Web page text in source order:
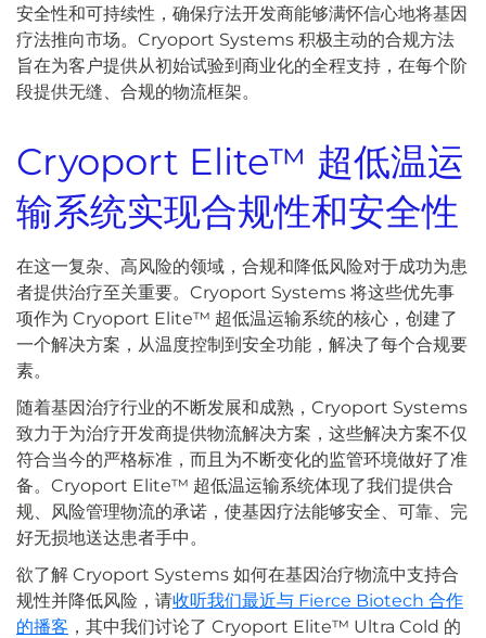
安全性和可持续性，确保疗法开发商能够满怀信心地将基因
疗法推向市场。Cryoport Systems 积极主动的合规方法
旨在为客户提供从初始试验到商业化的全程支持，在每个阶
段提供无缝、合规的物流框架。
Cryoport Elite™ 超低温运
输系统实现合规性和安全性
在这一复杂、高风险的领域，合规和降低风险对于成功为患
者提供治疗至关重要。Cryoport Systems 将这些优先事
项作为 Cryoport Elite™ 超低温运输系统的核心，创建了
一个解决方案，从温度控制到安全功能，解决了每个合规要
素。
随着基因治疗行业的不断发展和成熟，Cryoport Systems
致力于为治疗开发商提供物流解决方案，这些解决方案不仅
符合当今的严格标准，而且为不断变化的监管环境做好了准
备。Cryoport Elite™ 超低温运输系统体现了我们提供合
规、风险管理物流的承诺，使基因疗法能够安全、可靠、完
好无损地送达患者手中。
欲了解 Cryoport Systems 如何在基因治疗物流中支持合
规性并降低风险，请收听我们最近与 Fierce Biotech 合作
的播客 ，其中我们讨论了 Cryoport Elite™ Ultra Cold 的